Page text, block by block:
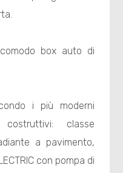
box auto di
i più moderni
classe
a pavimento,
con pompa di